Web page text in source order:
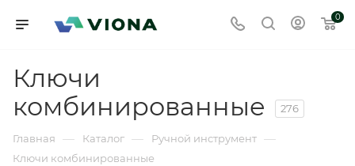
0
Ключи
комбинированные
276
Главная — Каталог — Ручной инструмент —
Ключи комбинированные